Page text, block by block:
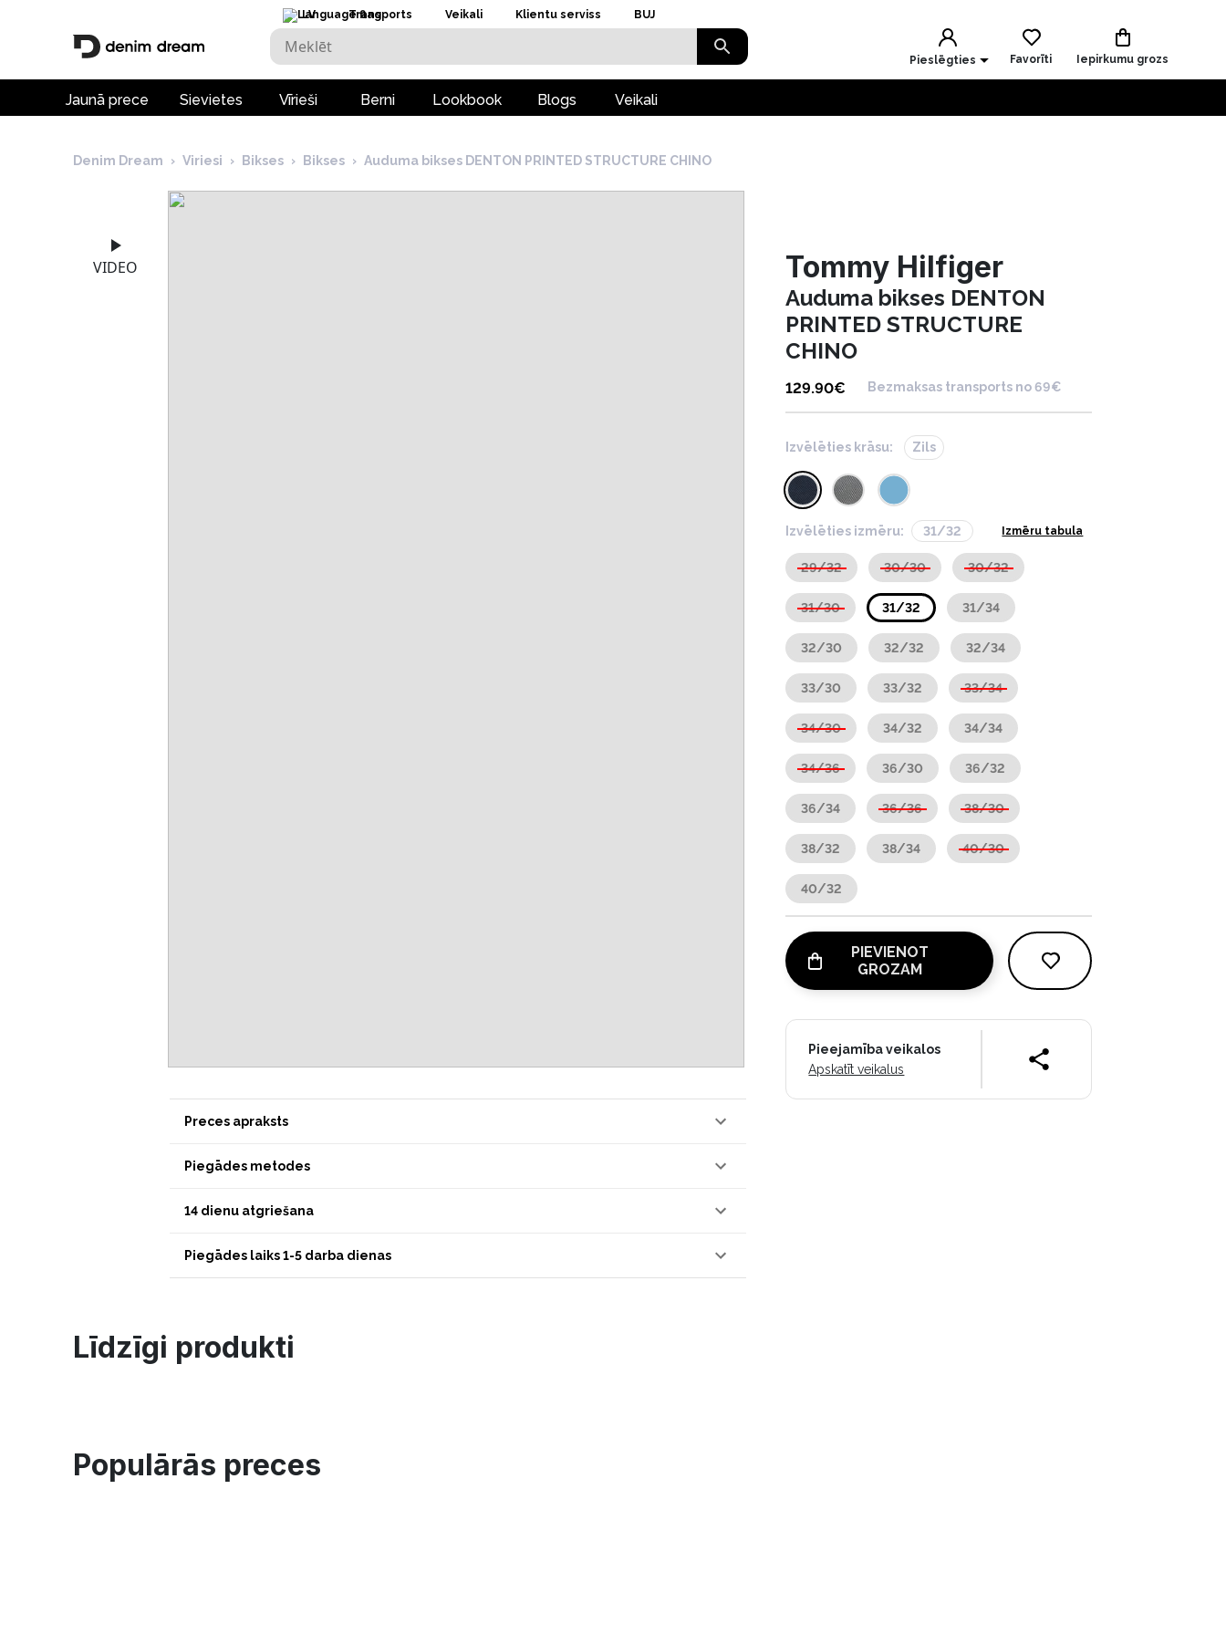
LV Transports Veikali Klientu serviss BUJ
Pieslēgties Favorīti Iepirkumu grozs
Jaunā prece Sievietes Vīrieši Berni Lookbook Blogs Veikali
Denim Dream › Viriesi › Bikses › Bikses › Auduma bikses DENTON PRINTED STRUCTURE CHINO
VIDEO
Preces apraksts
Piegādes metodes
14 dienu atgriešana
Piegādes laiks 1-5 darba dienas
Tommy Hilfiger
Auduma bikses DENTON
PRINTED STRUCTURE
CHINO
129.90€ Bezmaksas transports no 69€
Izvēlēties krāsu: Zils
Izvēlēties izmēru: 31/32 Izmēru tabula
29/32 30/30 30/32
31/30 31/32 31/34
32/30 32/32 32/34
33/30 33/32 33/34
34/30 34/32 34/34
34/36 36/30 36/32
36/34 36/36 38/30
38/32 38/34 40/30
40/32
PIEVIENOT
GROZAM
Pieejamība veikalos
Apskatīt veikalus
Līdzīgi produkti
Populārās preces